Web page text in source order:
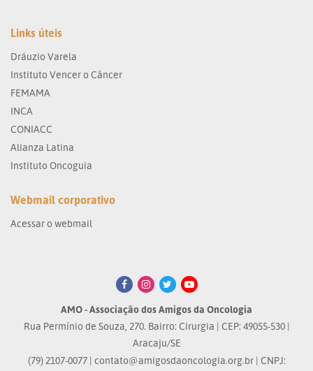
Links úteis
Dráuzio Varela
Instituto Vencer o Câncer
FEMAMA
INCA
CONIACC
Alianza Latina
Instituto Oncoguia
Webmail corporativo
Acessar o webmail
AMO - Associação dos Amigos da Oncologia
Rua Permínio de Souza, 270. Bairro: Cirurgia | CEP: 49055-530 |
Aracaju/SE
(79) 2107-0077 | contato@amigosdaoncologia.org.br| CNPJ: